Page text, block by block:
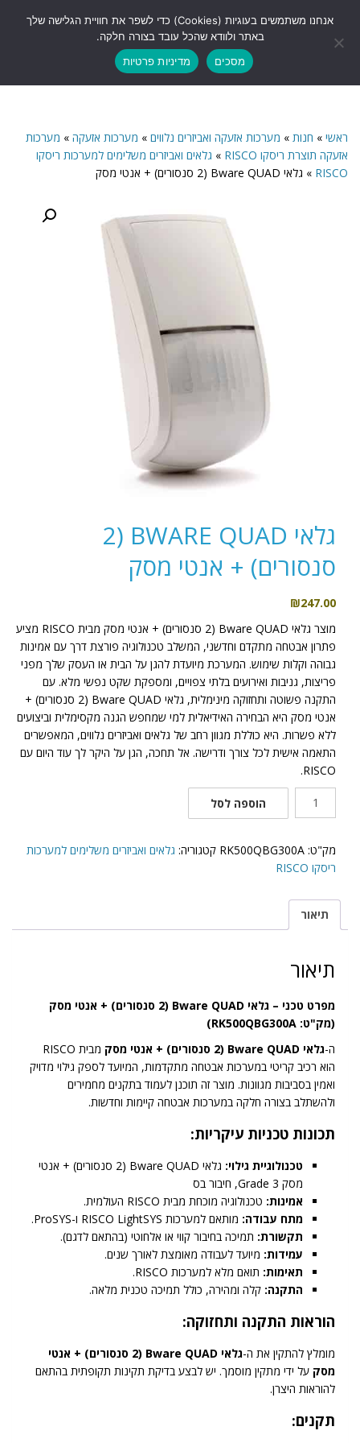
תפריט
ראשי » חנות » מערכות אזעקה ואביזרים נלווים » מערכות אזעקה » מערכות
אזעקה תוצרת ריסקו RISCO
» גלאים ואביזרים משלימים למערכות ריסקו
RISCO
» גלאי Bware QUAD (2 סנסורים) + אנטי מסק
גלאי BWARE QUAD (2
סנסורים) + אנטי מסק
₪247.00
מוצר גלאי Bware QUAD (2 סנסורים) + אנטי מסק מבית RISCO מציע
פתרון אבטחה מתקדם וחדשני, המשלב טכנולוגיה פורצת דרך עם אמינות
גבוהה וקלות שימוש. המערכת מיועדת להגן על הבית או העסק שלך מפני
פריצות, גניבות ואירועים בלתי צפויים, ומספקת שקט נפשי מלא. עם
התקנה פשוטה ותחזוקה מינימלית, גלאי Bware QUAD (2 סנסורים) +
אנטי מסק היא הבחירה האידיאלית למי שמחפש הגנה מקסימלית וביצועים
ללא פשרות. היא כוללת מגוון רחב של גלאים ואביזרים נלווים, המאפשרים
התאמה אישית לכל צורך ודרישה. אל תחכה, הגן על היקר לך עוד היום עם
RISCO.
כמות
Bware
QUAD
סנסורים)
הוספה לסל
מק"ט: RK500QBG300A קטגוריה: גלאים ואביזרים משלימים למערכות
ריסקו RISCO
תיאור
תיאור
מפרט טכני – גלאי Bware QUAD (2 סנסורים) + אנטי מסק
(מק"ט: RK500QBG300A)
ה-גלאי Bware QUAD (2 סנסורים) + אנטי מסק
מבית RISCO
הוא רכיב קריטי במערכות אבטחה מתקדמות, המיועד לספק גילוי מדויק
ואמין בסביבות מגוונות. מוצר זה תוכנן לעמוד בתקנים מחמירים
ולהשתלב בצורה חלקה במערכות אבטחה קיימות וחדשות.
תכונות טכניות עיקריות:
טכנולוגיית גילוי:
גלאי Bware QUAD (2 סנסורים) + אנטי
מסק Grade 3, חיבור בס
אמינות: טכנולוגיה מוכחת מבית RISCO העולמית.
מתח עבודה: מותאם למערכות RISCO LightSYS ו-ProSYS.
תקשורת: תמיכה בחיבור קווי או אלחוטי (בהתאם לדגם).
עמידות: מיועד לעבודה מאומצת לאורך שנים.
תאימות: תואם מלא למערכות RISCO.
התקנה: קלה ומהירה, כולל תמיכה טכנית מלאה.
הוראות התקנה ותחזוקה:
מומלץ להתקין את ה-
גלאי Bware QUAD (2 סנסורים) + אנטי
מסק על ידי מתקין מוסמך. יש לבצע בדיקת תקינות תקופתית בהתאם
להוראות היצרן.
תקנים:
אנחנו משתמשים בעוגיות (Cookies) כדי לשפר את חוויית הגלישה שלך
באתר ולוודא שהכל עובד בצורה חלקה.
מסכים
מדיניות פרטיות